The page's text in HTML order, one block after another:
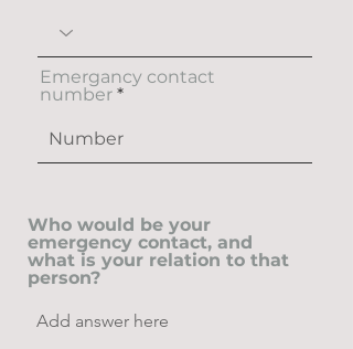
Emergancy contact
number
Who would be your
emergency contact, and
what is your relation to that
person?